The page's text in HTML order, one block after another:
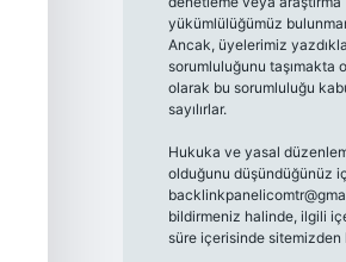
yükümlülüğümüz
Ancak, üyelerimiz
sorumluluğunu taşımakta
olarak bu sorumluluğu
sayılırlar.
Hukuka ve yasal
olduğunu düşündüğünüz
bildirmeniz halinde, ilgili
süre içerisinde sitemizden